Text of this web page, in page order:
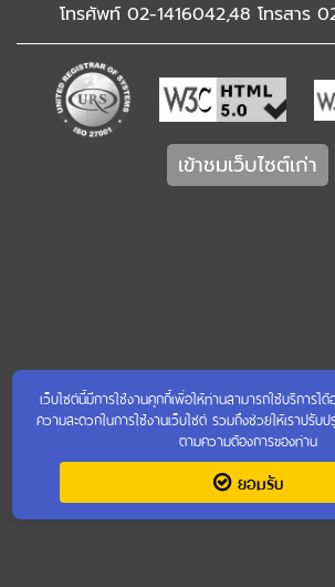
โทรศัพท์ 02-1416042,48 โทรสาร
เข้าชมเว็บไซต์เก่า
เว็บไซต์นี้มีการใช้งานคุกกี้เพื่อให้ท่านสามารถใช้บริการไ
ความสะดวกในการใช้งานเว็บไซต์ รวมถึงช่วยให้เราปรับ
ตามความต้องการของท่าน
ยอมรับ